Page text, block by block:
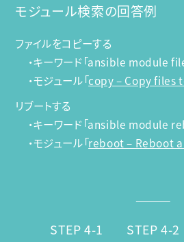
モジュール検索の回答例
ファイルをコピーする
・キーワード「ansible module
・モジュール「copy – Copy files
リブートする
・キーワード「ansible module
・モジュール「reboot – Reboot
STEP 4-1 STEP 4-2